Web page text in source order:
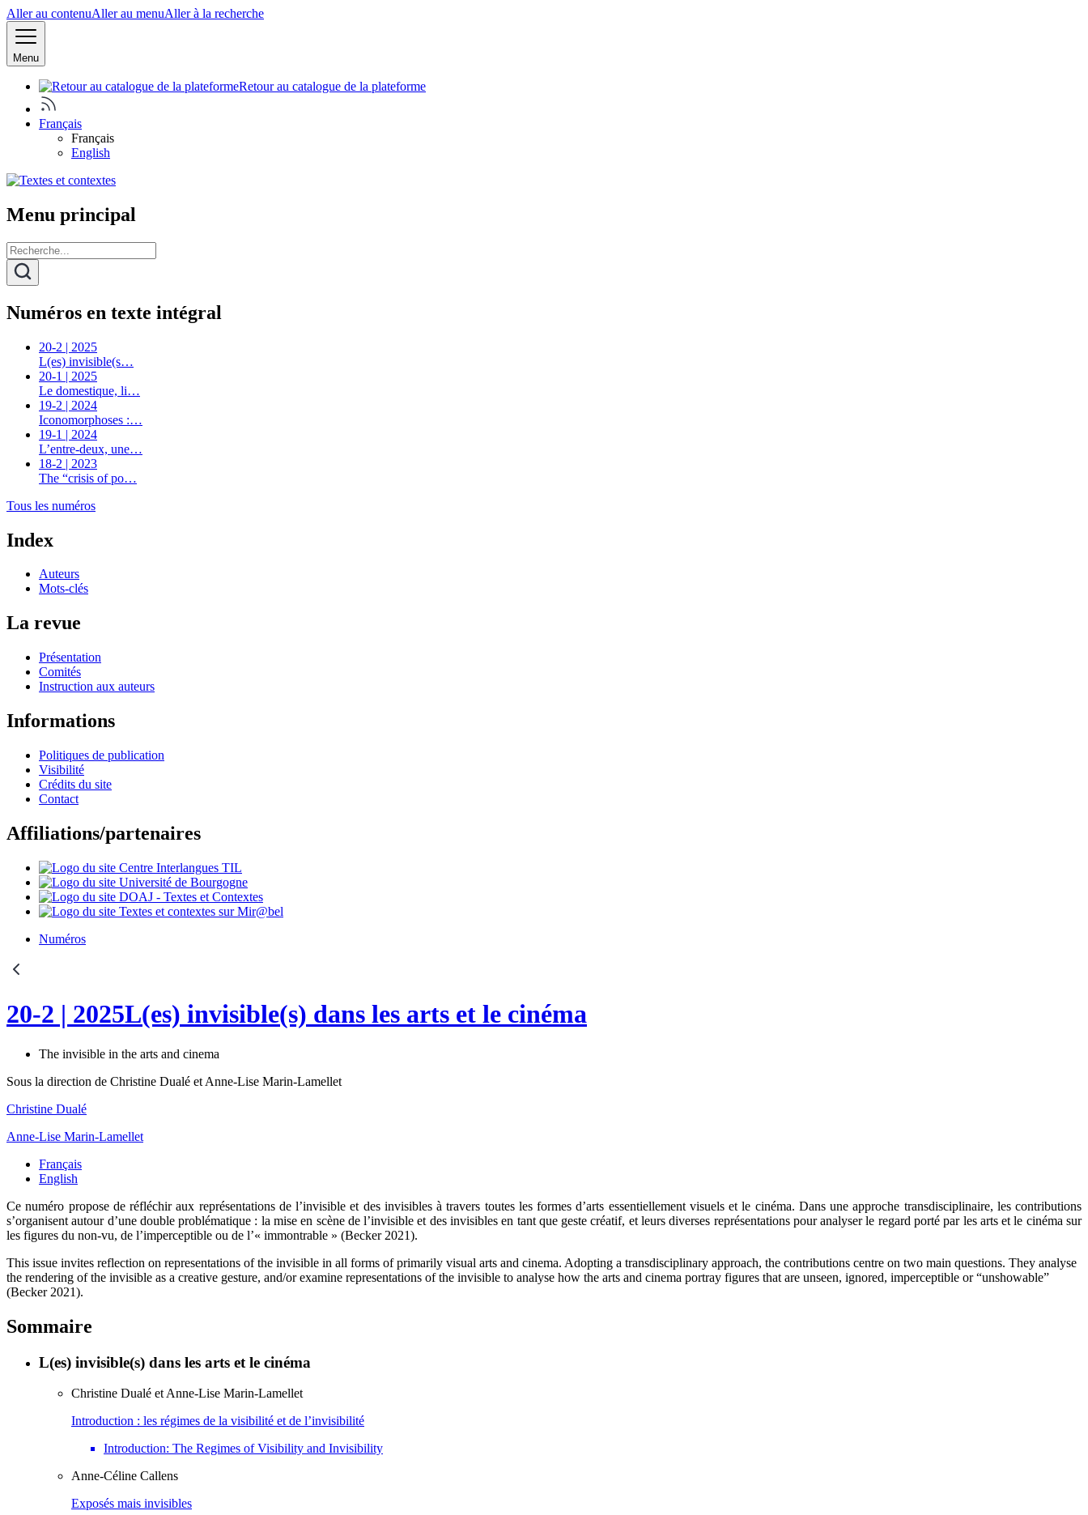
Aller au contenuAller au menuAller à la recherche
Menu
Retour au catalogue de la plateforme
Français
Français
English
Menu principal
Numéros en texte intégral
20-2 | 2025
L(es) invisible(s…
20-1 | 2025
Le domestique, li…
19-2 | 2024
Iconomorphoses :…
19-1 | 2024
L’entre-deux, une…
18-2 | 2023
The “crisis of po…
Tous les numéros
Index
Auteurs
Mots-clés
La revue
Présentation
Comités
Instruction aux auteurs
Informations
Politiques de publication
Visibilité
Crédits du site
Contact
Affiliations/partenaires
Numéros
20-2 | 2025L(es) invisible(s) dans les arts et le cinéma
The invisible in the arts and cinema
Sous la direction de Christine Dualé et Anne-Lise Marin-Lamellet
Christine Dualé
Anne-Lise Marin-Lamellet
Français
English
Cenuméro propose de réfléchir aux représentations de l’invisible et des invisibles à travers toutes les formes d’arts essentiellement visuels et le cinéma. Dans une approche transdisciplinaire, les contributions
s’organisent autour d’une double problématique : la mise en scène de l’invisible et des invisibles en tant que geste créatif, et leurs diverses représentations pour analyser le regard porté par les arts et le cinéma sur
les figures du non-vu, de l’imperceptible ou de l’« immontrable » (Becker 2021).
This issue invites reflection on representations of the invisible in all forms of primarily visual arts and cinema. Adopting a transdisciplinary approach, the contributions centre on two main questions. They analyse
the rendering of the invisible as a creative gesture, and/or examine representations of the invisible to analyse how the arts and cinema portray figures that are unseen, ignored, imperceptible or “unshowable”
(Becker 2021).
Sommaire
L(es) invisible(s) dans les arts et le cinéma
Christine Dualé et Anne-Lise Marin-Lamellet
Introduction : les régimes de la visibilité et de l’invisibilité
Introduction: The Regimes of Visibility and Invisibility
Anne-Céline Callens
Exposés mais invisibles